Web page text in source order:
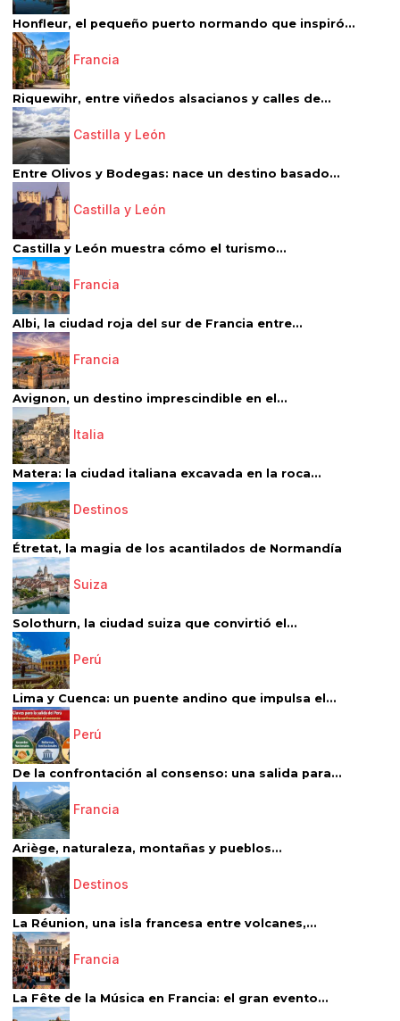
Honfleur, el pequeño puerto normando que inspiró...
Francia
Riquewihr, entre viñedos alsacianos y calles de...
Castilla y León
Entre Olivos y Bodegas: nace un destino basado...
Castilla y León
Castilla y León muestra cómo el turismo...
Francia
Albi, la ciudad roja del sur de Francia entre...
Francia
Avignon, un destino imprescindible en el...
Italia
Matera: la ciudad italiana excavada en la roca...
Destinos
Étretat, la magia de los acantilados de Normandía
Suiza
Solothurn, la ciudad suiza que convirtió el...
Perú
Lima y Cuenca: un puente andino que impulsa el...
Perú
De la confrontación al consenso: una salida para...
Francia
Ariège, naturaleza, montañas y pueblos...
Destinos
La Réunion, una isla francesa entre volcanes,...
Francia
La Fête de la Música en Francia: el gran evento...